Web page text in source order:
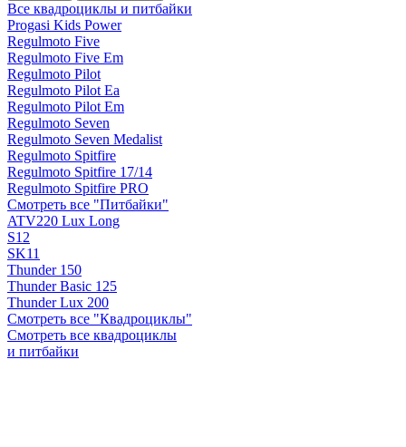
Все квадроциклы и питбайки
Progasi Kids Power
Regulmoto Five
Regulmoto Five Em
Regulmoto Pilot
Regulmoto Pilot Ea
Regulmoto Pilot Em
Regulmoto Seven
Regulmoto Seven Medalist
Regulmoto Spitfire
Regulmoto Spitfire 17/14
Regulmoto Spitfire PRO
Смотреть все "Питбайки"
ATV220 Lux Long
S12
SK11
Thunder 150
Thunder Basic 125
Thunder Lux 200
Смотреть все "Квадроциклы"
Смотреть все квадроциклы
и питбайки